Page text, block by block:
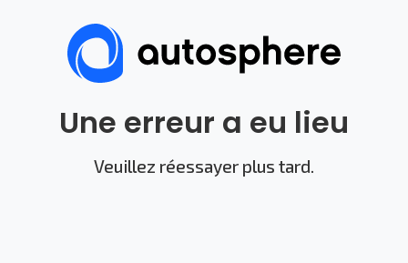
Une erreur a eu lieu
Veuillez réessayer plus tard.